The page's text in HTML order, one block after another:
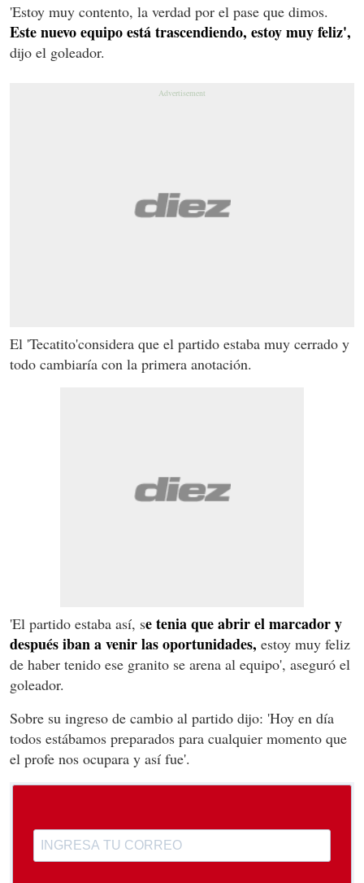
'Estoy muy contento, la verdad por el pase que dimos.
Este nuevo equipo está trascendiendo, estoy muy feliz',
dijo el goleador.
El 'Tecatito'considera que el partido estaba muy cerrado y
todo cambiaría con la primera anotación.
'El partido estaba así, se tenia que abrir el marcador y
después iban a venir las oportunidades, estoy muy feliz
de haber tenido ese granito se arena al equipo', aseguró el
goleador.
Sobre su ingreso de cambio al partido dijo: 'Hoy en día
todos estábamos preparados para cualquier momento que
el profe nos ocupara y así fue'.